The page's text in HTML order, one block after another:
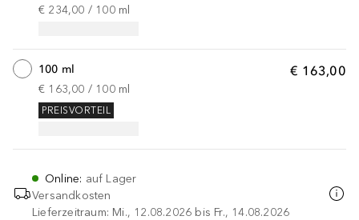
€ 234,00 / 100 ml
€ 163,00
100 ml
€ 163,00 / 100 ml
PREISVORTEIL
Online: auf Lager
Versandkosten
Lieferzeitraum: Mi., 12.08.2026 bis Fr., 14.08.2026